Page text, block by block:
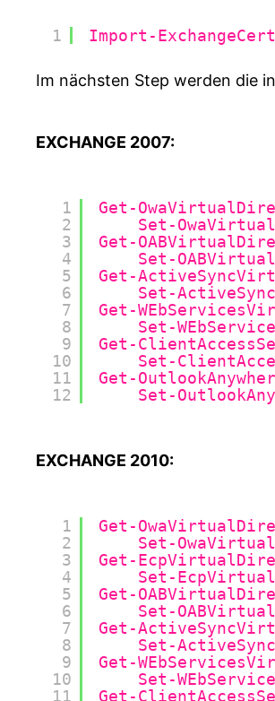
1 Import-
Im nächsten Step werden die
EXCHANGE 2007:
1
2
3
4
5
6
7
8
9
10
11
12
Get-
Set-
Get-
Set-
Get-
Set-
Get-
Set-
Get-
Set-
Get-
Set-
EXCHANGE 2010:
1
2
3
4
5
6
7
8
9
10
11
Get-
Set-
Get-
Set-
Get-
Set-
Get-
Set-
Get-
Set-
Get-